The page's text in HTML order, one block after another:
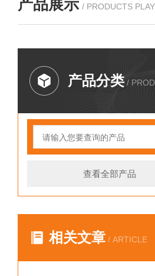
产品展示 / PRODUCTS PLAY
产品分类 /
查看全部产品
相关文章 / ARTICLE